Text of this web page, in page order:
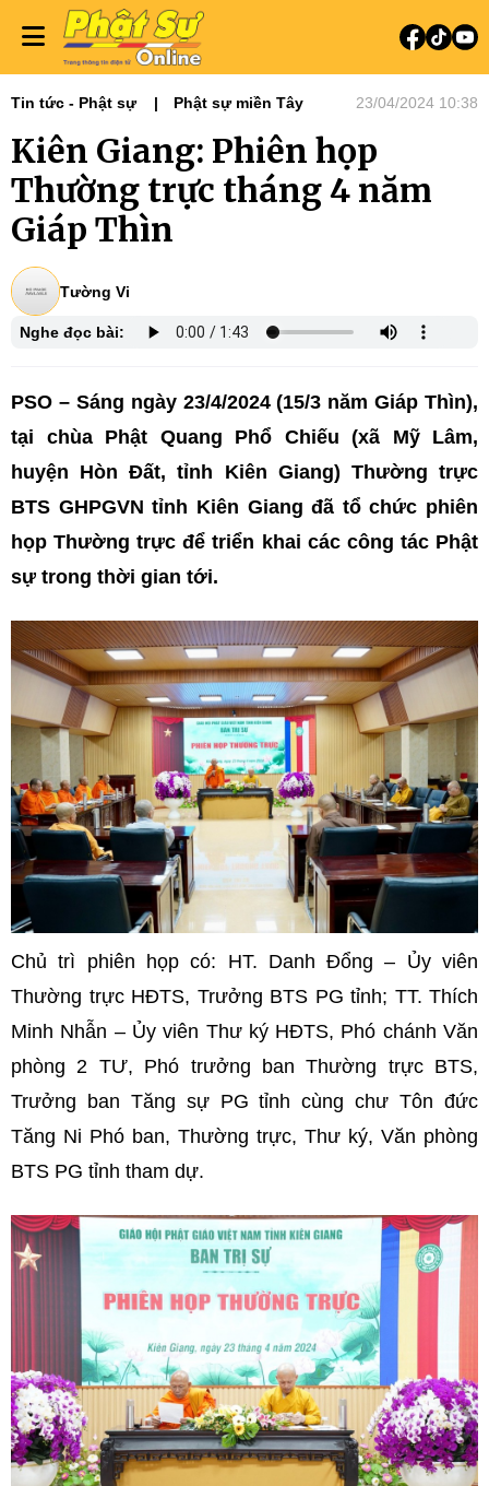
Tin tức - Phật sự Phật sự miền Tây 23/04/2024 10:38
Kiên Giang: Phiên họp
Thường trực tháng 4 năm
Giáp Thìn
Tường Vi
Nghe đọc bài:
PSO – Sáng ngày 23/4/2024 (15/3 năm Giáp Thìn),
tại chùa Phật Quang Phổ Chiếu (xã Mỹ Lâm,
huyện Hòn Đất, tỉnh Kiên Giang) Thường trực
BTS GHPGVN tỉnh Kiên Giang đã tổ chức phiên
họp Thường trực để triển khai các công tác Phật
sự trong thời gian tới.
Chủ trì phiên họp có: HT. Danh Đổng – Ủy viên
Thường trực HĐTS, Trưởng BTS PG tỉnh; TT. Thích
Minh Nhẫn – Ủy viên Thư ký HĐTS, Phó chánh Văn
phòng 2 TƯ, Phó trưởng ban Thường trực BTS,
Trưởng ban Tăng sự PG tỉnh cùng chư Tôn đức
Tăng Ni Phó ban, Thường trực, Thư ký, Văn phòng
BTS PG tỉnh tham dự.